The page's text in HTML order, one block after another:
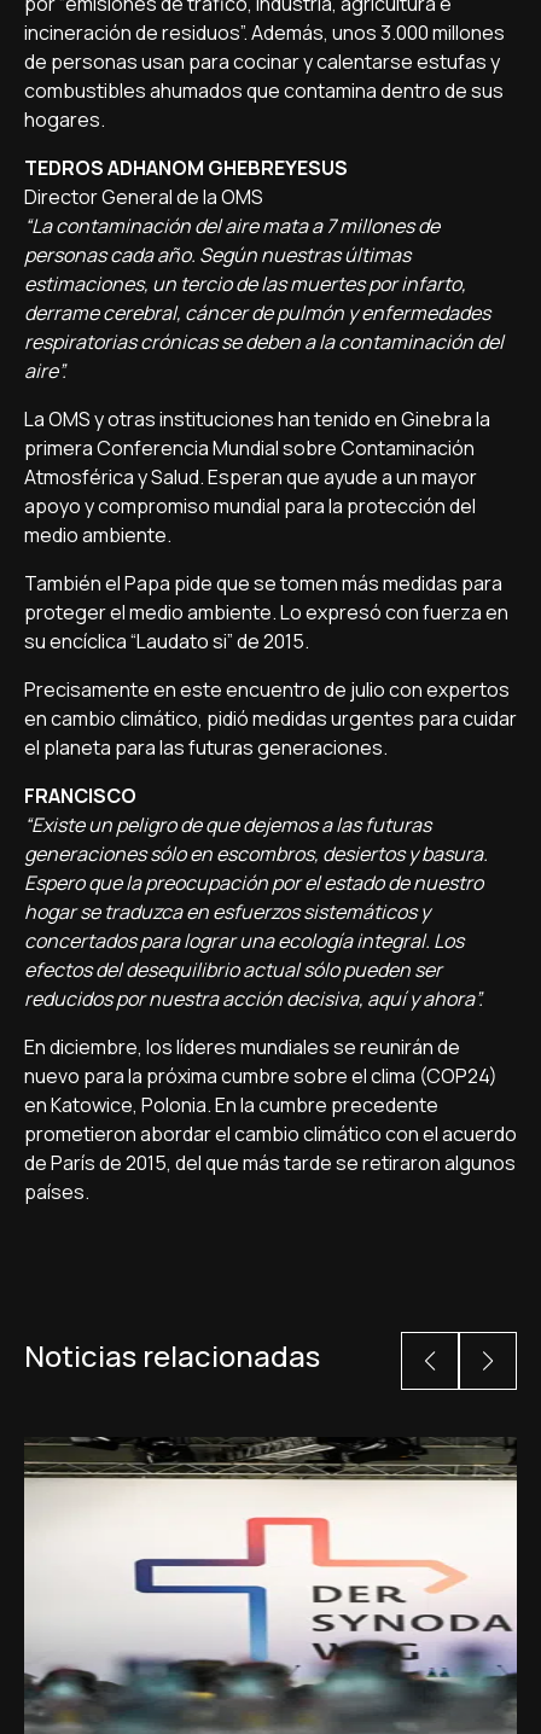
incineración de residuos”. Además, unos 3.000 millones
de personas usan para cocinar y calentarse estufas y
combustibles ahumados que contamina dentro de sus
hogares.
TEDROS ADHANOM GHEBREYESUS
Director General de la OMS
“La contaminación del aire mata a 7 millones de
personas cada año. Según nuestras últimas
estimaciones, un tercio de las muertes por infarto,
derrame cerebral, cáncer de pulmón y enfermedades
respiratorias crónicas se deben a la contaminación del
aire”.
La OMS y otras instituciones han tenido en Ginebra la
primera Conferencia Mundial sobre Contaminación
Atmosférica y Salud. Esperan que ayude a un mayor
apoyo y compromiso mundial para la protección del
medio ambiente.
También el Papa pide que se tomen más medidas para
proteger el medio ambiente. Lo expresó con fuerza en
su encíclica “Laudato si” de 2015.
Precisamente en este encuentro de julio con expertos
en cambio climático, pidió medidas urgentes para cuidar
el planeta para las futuras generaciones.
FRANCISCO
“Existe un peligro de que dejemos a las futuras
generaciones sólo en escombros, desiertos y basura.
Espero que la preocupación por el estado de nuestro
hogar se traduzca en esfuerzos sistemáticos y
concertados para lograr una ecología integral. Los
efectos del desequilibrio actual sólo pueden ser
reducidos por nuestra acción decisiva, aquí y ahora”.
En diciembre, los líderes mundiales se reunirán de
nuevo para la próxima cumbre sobre el clima (COP24)
en Katowice, Polonia. En la cumbre precedente
prometieron abordar el cambio climático con el acuerdo
de París de 2015, del que más tarde se retiraron algunos
países.
Noticias relacionadas